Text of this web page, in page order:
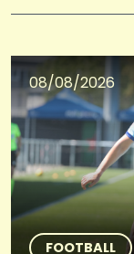
08/08/2026
FOOTBALL